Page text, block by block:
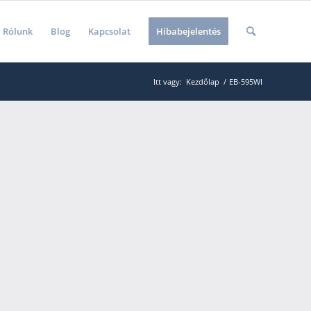
Rólunk Blog Kapcsolat Hibabejelentés
Itt vagy: Kezdőlap / EB-595WI